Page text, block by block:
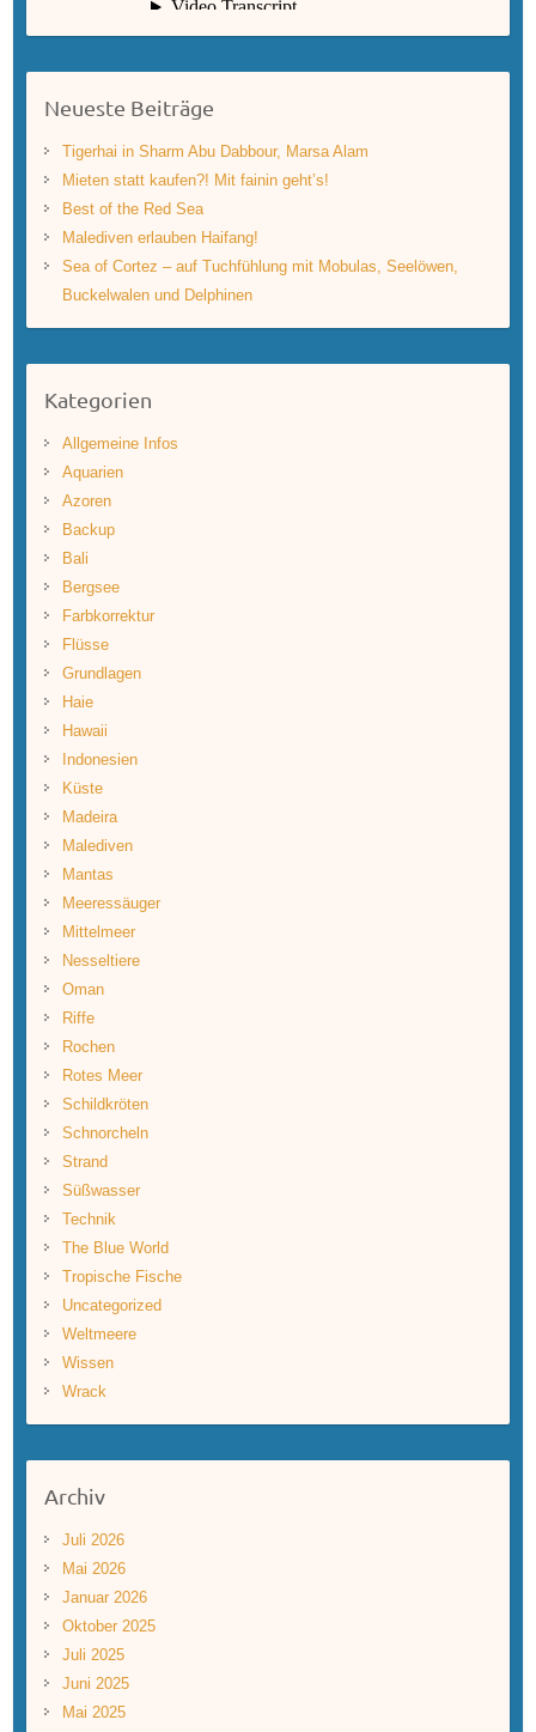
Neueste Beiträge
Tigerhai in Sharm Abu Dabbour, Marsa Alam
Mieten statt kaufen?! Mit fainin geht’s!
Best of the Red Sea
Malediven erlauben Haifang!
Sea of Cortez – auf Tuchfühlung mit Mobulas, Seelöwen,
Buckelwalen und Delphinen
Kategorien
Allgemeine Infos
Aquarien
Azoren
Backup
Bali
Bergsee
Farbkorrektur
Flüsse
Grundlagen
Haie
Hawaii
Indonesien
Küste
Madeira
Malediven
Mantas
Meeressäuger
Mittelmeer
Nesseltiere
Oman
Riffe
Rochen
Rotes Meer
Schildkröten
Schnorcheln
Strand
Süßwasser
Technik
The Blue World
Tropische Fische
Uncategorized
Weltmeere
Wissen
Wrack
Archiv
Juli 2026
Mai 2026
Januar 2026
Oktober 2025
Juli 2025
Juni 2025
Mai 2025